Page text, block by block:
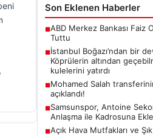
Son Eklenen Haberler
■ABD Merkez Bankası Faiz
Tuttu
■İstanbul Boğazı’ndan bir
Köprülerin altından
kulelerini yatırdı
■Mohamed Salah
açıklandı!
■Samsunspor, Antoine
Anlaşma ile Kadrosuna
■Açık Hava Mutfakları ve